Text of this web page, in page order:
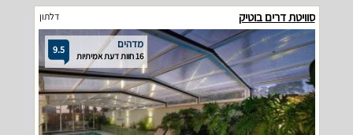
סוויטת דרים בוטיק דלתון
9.5 מדהים
16 חוות דעת אמיתיות